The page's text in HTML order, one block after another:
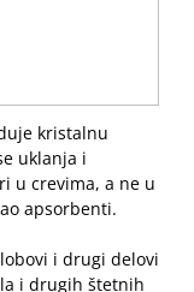
kristalnu
uklanja i
u crevima, a ne u
apsorbenti.
i drugi delovi
i drugih štetnih